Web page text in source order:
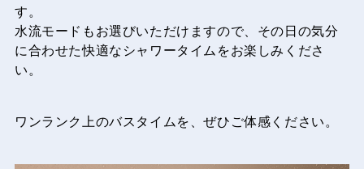
す。
水流モードもお選びいただけますので、その日の気分
に合わせた快適なシャワータイムをお楽しみくださ
い。
ワンランク上のバスタイムを、ぜひご体感ください。